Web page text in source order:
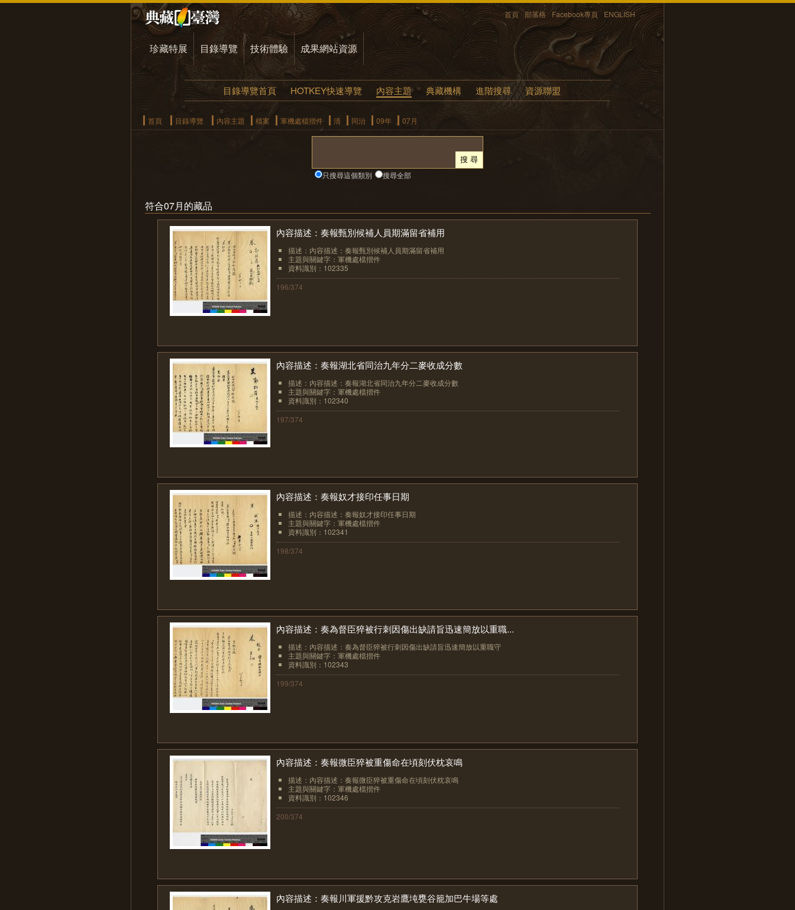
首頁 部落格 Facebook專頁 ENGLISH
珍藏特展 目錄導覽 技術體驗 成果網站資源
目錄導覽首頁 HOTKEY快速導覽 內容主題 典藏機構 進階搜尋 資源聯盟
首頁 目錄導覽 內容主題 檔案 軍機處檔摺件 清 同治 09年 07月
只搜尋這個類別 搜尋全部
符合07月的藏品
內容描述：奏報甄別候補人員期滿留省補用
描述：內容描述：奏報甄別候補人員期滿留省補用
主題與關鍵字：軍機處檔摺件
資料識別：102335
196/374
內容描述：奏報湖北省同治九年分二麥收成分數
描述：內容描述：奏報湖北省同治九年分二麥收成分數
主題與關鍵字：軍機處檔摺件
資料識別：102340
197/374
內容描述：奏報奴才接印任事日期
描述：內容描述：奏報奴才接印任事日期
主題與關鍵字：軍機處檔摺件
資料識別：102341
198/374
內容描述：奏為督臣猝被行刺因傷出缺請旨迅速簡放以重職...
描述：內容描述：奏為督臣猝被行刺因傷出缺請旨迅速簡放以重職守
主題與關鍵字：軍機處檔摺件
資料識別：102343
199/374
內容描述：奏報微臣猝被重傷命在頃刻伏枕哀鳴
描述：內容描述：奏報微臣猝被重傷命在頃刻伏枕哀鳴
主題與關鍵字：軍機處檔摺件
資料識別：102346
200/374
內容描述：奏報川軍援黔攻克岩鷹坉甕谷籠加巴牛場等處